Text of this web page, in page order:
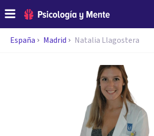
España Madrid Natalia Llagostera